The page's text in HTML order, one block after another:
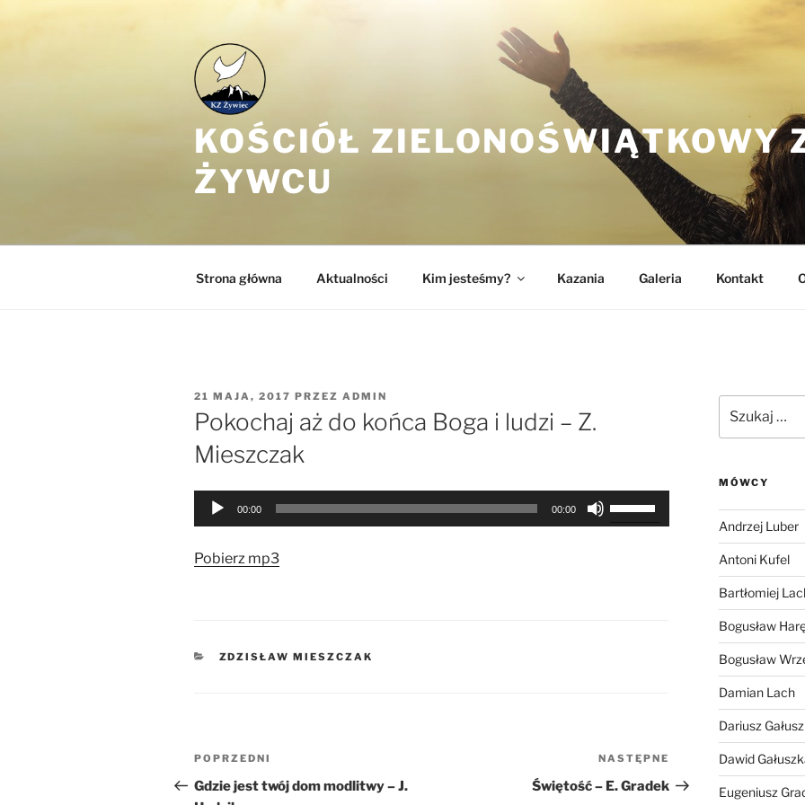
KOŚCIÓŁ ZIELONOŚWIĄTKOWY
ŻYWCU
Strona główna Aktualności Kim jesteśmy? Kazania Galeria Kontakt
OPUBLIKOWANE
W
21 MAJA, 2017 PRZEZ ADMIN
Pokochaj aż do końca Boga i ludzi – Z.
Mieszczak
Odtwarzacz
00:00 00:00
Pobierz mp3
KATEGORIE
ZDZISŁAW MIESZCZAK
Nawigacja
wpisu
Poprzedni
wpis
POPRZEDNI
Gdzie jest twój dom modlitwy – J.
Następny
wpis
NASTĘPNE
Świętość – E. Gradek
MÓWCY
Andrzej Luber
Antoni Kufel
Bartłomiej
Bogusław
Bogusław
Damian Lach
Dariusz
Dawid
Eugeniusz